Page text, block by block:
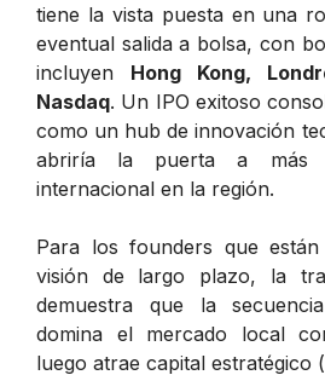
tiene la vista puesta en una
eventual salida a bolsa, con
incluyen Hong Kong,
Nasdaq. Un IPO exitoso
como un hub de innovación
abriría la puerta a más
internacional en la región.
Para los founders que
visión de largo plazo, la
demuestra que la
domina el mercado local
luego atrae capital estratégico